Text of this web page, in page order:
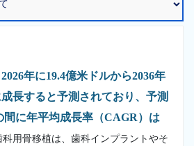
2026年に19.4億米ドルから2036年
長すると予測されており、予測
間に年平均成長率（CAGR）は
科用骨移植は、歯科インプラントやそ